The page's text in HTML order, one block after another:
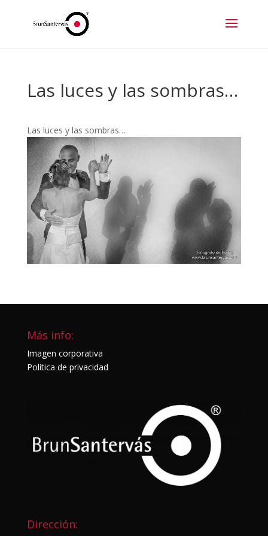
Las luces y las sombras…
Las luces y las sombras…
Más info:
Imagen corporativa
Política de privacidad
Dirección: